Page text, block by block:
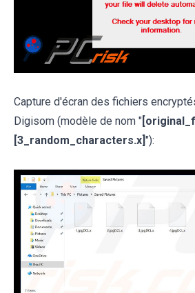
Capture d'écran des fichiers
Digisom (modèle de nom "
[3_random_characters.x] "):